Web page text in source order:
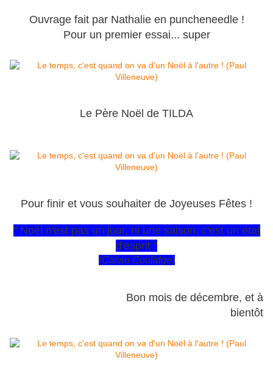
Ouvrage fait par Nathalie en puncheneedle !
Pour un premier essai... super
Le Père Noël de TILDA
Pour finir et vous souhaiter de Joyeuses Fêtes !
" Noël n'est pas un jour, ni une saison, c'est un état
d'esprit "
(Calvin Coolidge)
Bon mois de décembre, et à
bientôt